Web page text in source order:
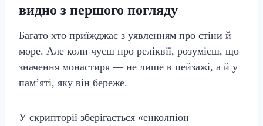
видно з першого погляду
Багато хто приїжджає з уявленням про стіни й
море. Але коли чуєш про реліквії, розумієш, що
значення монастиря — не лише в пейзажі, а й у
пам’яті, яку він береже.
У скрипторії зберігається «енколпіон